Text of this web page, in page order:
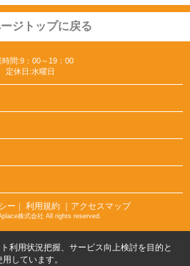
ジトップに戻る
時間:9：00～19：00
定休日:水曜日
ー ｜ 利用規約 ｜アクセスマップ
株式会社 All rights reserved.
利用状況把握、サービス向上検討を目的と
しています。